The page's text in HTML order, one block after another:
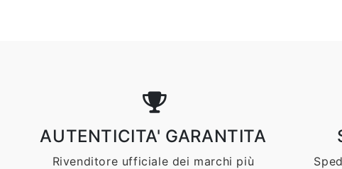
AUTENTICITA' GARANTITA
Rivenditore ufficiale dei marchi più